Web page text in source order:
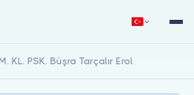
Giriş Yap
KL. PSK. Büşra Tarçalır Erol